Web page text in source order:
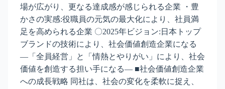
場が広がり、更なる達成感が感じられる企業 ・豊
かさの実感:役職員の元気の最大化により、社員満
足を高められる企業 〇2025年ビジョン:日本トップ
ブランドの技術により、社会価値創造企業になる
―「全員経営」と「情熱とやりがい」により、社会
価値を創造する担い手になる― ■社会価値創造企業
への成長戦略 同社は、社会の変化を柔軟に捉え、